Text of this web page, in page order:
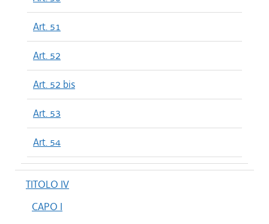
Art. 51
Art. 52
Art. 52 bis
Art. 53
Art. 54
TITOLO IV
CAPO I